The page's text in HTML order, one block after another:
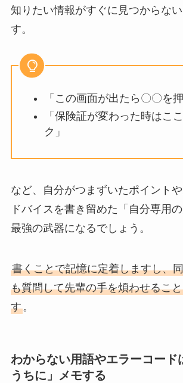
知りたい情報がすぐに見つからな
す。
「この画面が出たら〇〇を押
「保険証が変わった時はこ
ク」
など、自分がつまずいたポイント
ドバイスを書き留めた「自分専用の
最強の武器になるでしょう。
書くことで記憶に定着しますし、
も質問して先輩の手を煩わせるこ
す。
わからない用語やエラーコード
うちに」メモする